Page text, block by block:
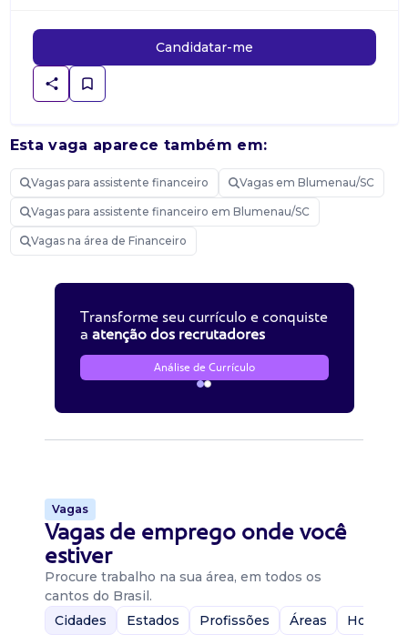
Candidatar-me
Esta vaga aparece também em:
Vagas para assistente financeiro Vagas em Blumenau/SC
Vagas para assistente financeiro em Blumenau/SC
Vagas na área de Financeiro
Transforme seu currículo e conquiste
a atenção dos recrutadores
Análise de Currículo
Vagas
Vagas de emprego onde você
estiver
Procure trabalho na sua área, em todos os
cantos do Brasil.
Cidades
Estados Profissões Áreas Home-